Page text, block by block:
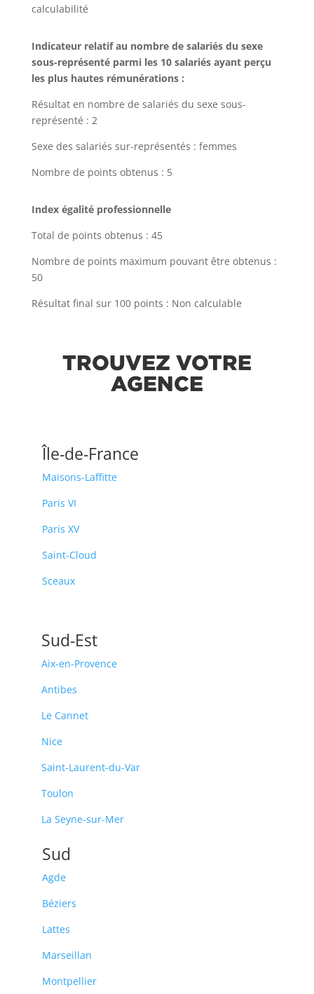
calculabilité
Indicateur relatif au nombre de salariés du sexe
sous-représenté parmi les 10 salariés ayant perçu
les plus hautes rémunérations :
Résultat en nombre de salariés du sexe sous-
représenté : 2
Sexe des salariés sur-représentés : femmes
Nombre de points obtenus : 5
Index égalité professionnelle
Total de points obtenus : 45
Nombre de points maximum pouvant être obtenus :
50
Résultat final sur 100 points : Non calculable
TROUVEZ VOTRE
AGENCE
Île-de-France
Maisons-Laffitte
Paris VI
Paris XV
Saint-Cloud
Sceaux
Sud-Est
Aix-en-Provence
Antibes
Le Cannet
Nice
Saint-Laurent-du-Var
Toulon
La Seyne-sur-Mer
Sud
Agde
Béziers
Lattes
Marseillan
Montpellier